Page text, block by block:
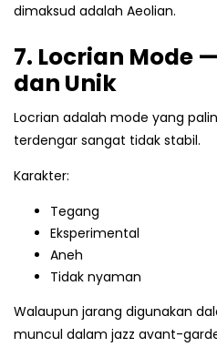
dimaksud adalah Aeolian.
7. Locrian Mode
dan Unik
Locrian adalah mode yang
terdengar sangat tidak stabil.
Karakter:
Tegang
Eksperimental
Aneh
Tidak nyaman
Walaupun jarang digunakan
muncul dalam jazz avant-